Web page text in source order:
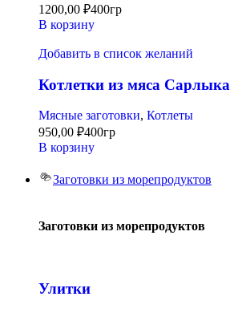
1200,00 ₽400гр
В корзину
Добавить в список желаний
Котлетки из мяса Сарлыка
Мясные заготовки, Котлеты
950,00 ₽400гр
В корзину
Заготовки из морепродуктов
Заготовки из морепродуктов
Улитки